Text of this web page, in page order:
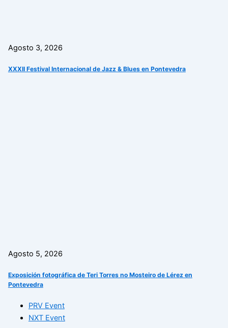
Agosto 3, 2026
XXXII Festival Internacional de Jazz & Blues en Pontevedra
Agosto 5, 2026
Exposición fotográfica de Teri Torres no Mosteiro de Lérez en
Pontevedra
PRV Event
NXT Event